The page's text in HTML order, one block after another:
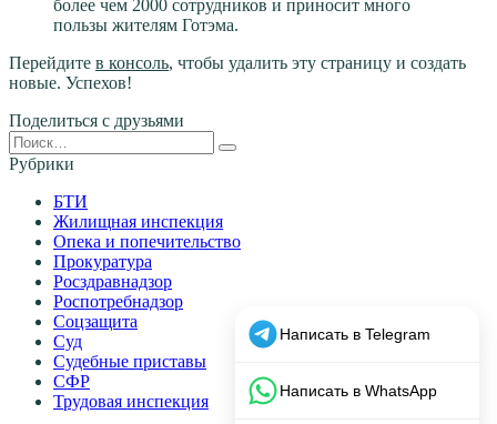
более чем 2000 сотрудников и приносит много
пользы жителям Готэма.
Перейдите в консоль, чтобы удалить эту страницу и создать
новые. Успехов!
Поделиться с друзьями
Search
for:
Рубрики
БТИ
Жилищная инспекция
Опека и попечительство
Прокуратура
Росздравнадзор
Роспотребнадзор
Соцзащита
Суд
Судебные приставы
СФР
Трудовая инспекция